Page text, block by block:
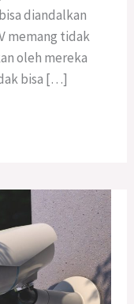
diandalkan
memang tidak
oleh mereka
bisa […]